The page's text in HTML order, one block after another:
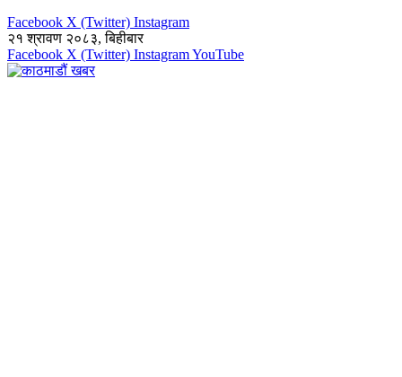
Facebook X (Twitter) Instagram
२१ श्रावण २०८३, बिहीबार
Facebook X (Twitter) InstagramYouTube